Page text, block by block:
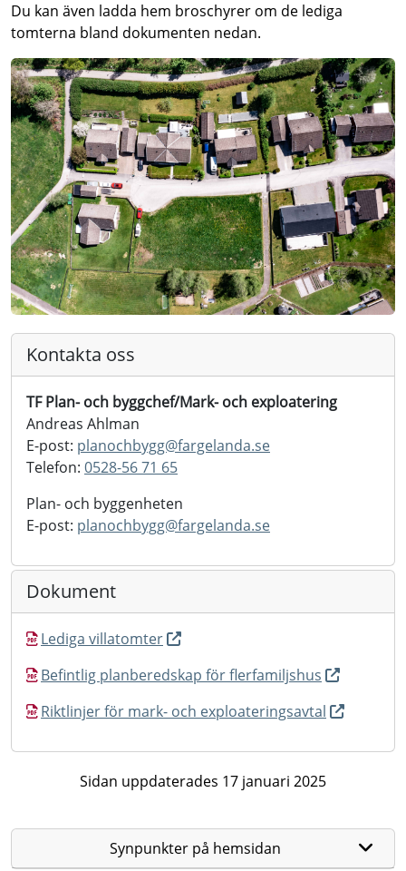
Du kan även ladda hem broschyrer om de lediga
tomterna bland dokumenten nedan.
Kontakta oss
TF Plan- och byggchef/Mark- och exploatering
Andreas Ahlman
E-post: planochbygg@fargelanda.se
Telefon: 0528-56 71 65
Plan- och byggenheten
E-post: planochbygg@fargelanda.se
Dokument
Lediga villatomter
Befintlig planberedskap för flerfamiljshus
Riktlinjer för mark- och exploateringsavtal
Sidan uppdaterades 17 januari 2025
Synpunkter på hemsidan